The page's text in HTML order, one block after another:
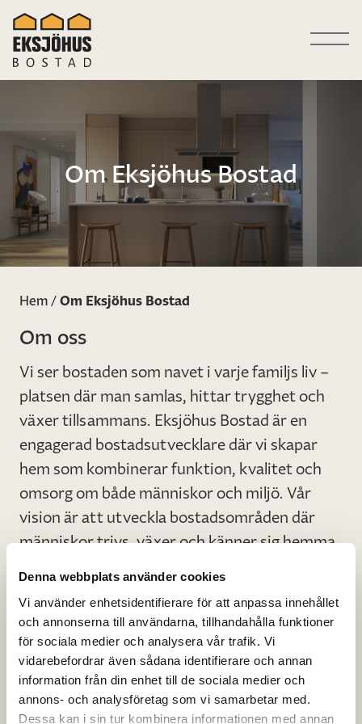
Denna webbplats använder cookies
Vi använder enhetsidentifierare för att anpassa innehållet
och annonserna till användarna, tillhandahålla funktioner
för sociala medier och analysera vår trafik. Vi
vidarebefordrar även sådana identifierare och annan
information från din enhet till de sociala medier och
annons- och analysföretag som vi samarbetar med.
Dessa kan i sin tur kombinera informationen med annan
Om Eksjöhus Bostad
Hem /Om Eksjöhus Bostad
Om oss
Vi ser bostaden som navet i varje familjs liv –
platsen där man samlas, hittar trygghet och
växer tillsammans. Eksjöhus Bostad är en
engagerad bostadsutvecklare där vi skapar
hem som kombinerar funktion, kvalitet och
omsorg om både människor och miljö. Vår
vision är att utveckla bostadsområden där
människor trivs, växer och känner sig hemma
Vad vi gör
Vi utvecklar och bygger bostäder i form av
radhus, kedjehus, villor och flerbostadshus.
Vårt fokus är att skapa färdiga
bostadsområden. Vi arbetar även med